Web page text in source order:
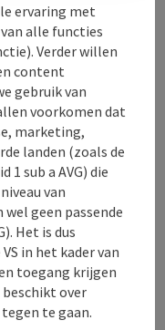
ervaring met
alle functies
Verder willen
content
gebruik van
voorkomen dat
marketing,
landen (zoals de
1 sub a AVG) die
van
geen passende
Het is dus
in het kader van
toegang krijgen
over
te gaan.